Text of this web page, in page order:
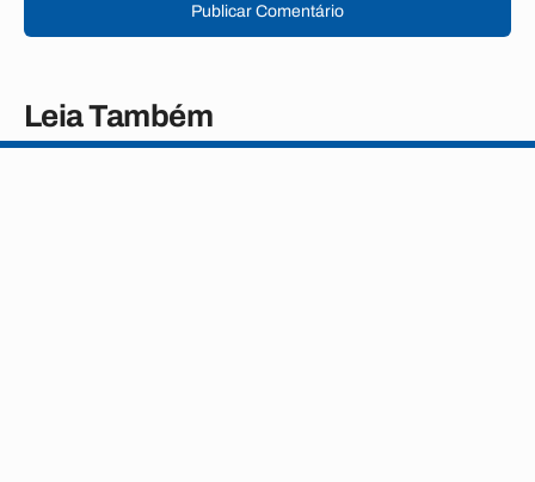
Publicar Comentário
Leia Também